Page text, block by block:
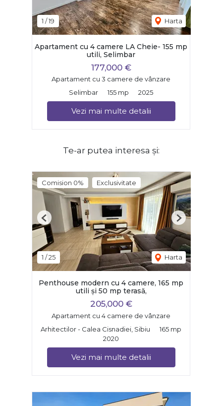
1 /19 Harta
Apartament cu 4 camere LA Cheie- 155 mp
utili, Selimbar
177,000 €
Apartament cu 3 camere de vânzare
Selimbar
155 mp 2025
Vezi mai multe detalii
Te-ar putea interesa și:
Comision 0% Exclusivitate
1 /25 Harta
Previous Next
Penthouse modern cu 4 camere, 165 mp
utili și 50 mp terasă,
205,000 €
Apartament cu 4 camere de vânzare
Arhitectilor - Calea Cisnadiei, Sibiu
165 mp
2020
Vezi mai multe detalii